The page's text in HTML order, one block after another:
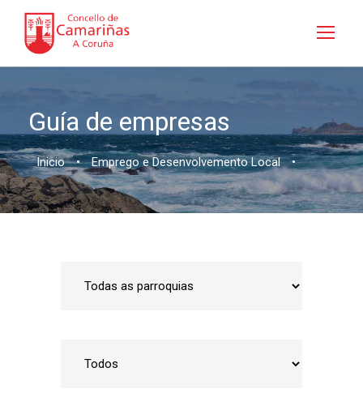
Guía de empresas
Inicio • Emprego e Desenvolvemento Local •